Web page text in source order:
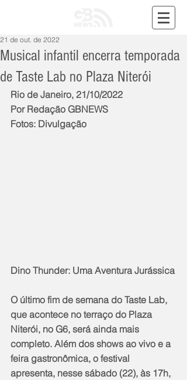
Musical infantil encerra temporada
de Taste Lab no Plaza Niterói
21 de out. de 2022
Rio de Janeiro, 21/10/2022
Por Redação GBNEWS
Fotos: Divulgação
Dino Thunder: Uma Aventura Jurássica
O último fim de semana do Taste Lab,
que acontece no terraço do Plaza
Niterói, no G6, será ainda mais
completo. Além dos shows ao vivo e a
feira gastronômica, o festival
apresenta, nesse sábado (22), às 17h,